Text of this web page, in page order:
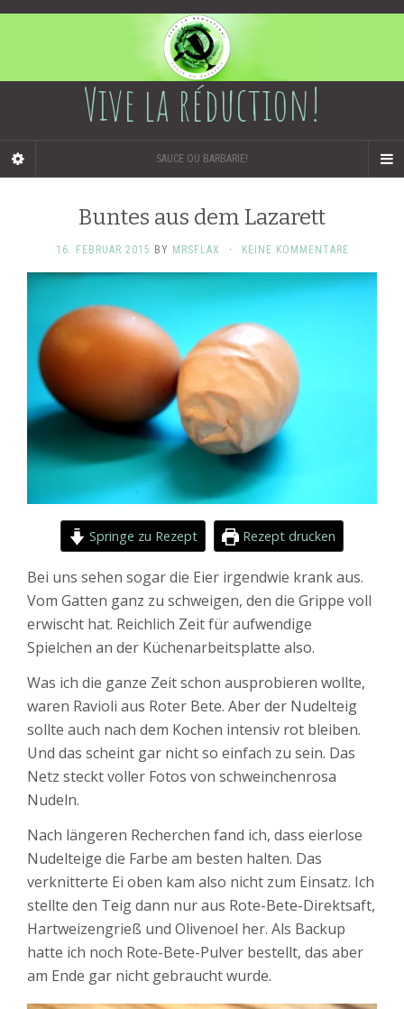
Vive la réduction!
SAUCE OU BARBARIE!
Buntes aus dem Lazarett
16. FEBRUAR 2015 BY MRSFLAX · KEINE KOMMENTARE
Springe zu Rezept Rezept drucken
Bei uns sehen sogar die Eier irgendwie krank aus.
Vom Gatten ganz zu schweigen, den die Grippe voll
erwischt hat. Reichlich Zeit für aufwendige
Spielchen an der Küchenarbeitsplatte also.
Was ich die ganze Zeit schon ausprobieren wollte,
waren Ravioli aus Roter Bete. Aber der Nudelteig
sollte auch nach dem Kochen intensiv rot bleiben.
Und das scheint gar nicht so einfach zu sein. Das
Netz steckt voller Fotos von schweinchenrosa
Nudeln.
Nach längeren Recherchen fand ich, dass eierlose
Nudelteige die Farbe am besten halten. Das
verknitterte Ei oben kam also nicht zum Einsatz. Ich
stellte den Teig dann nur aus Rote-Bete-Direktsaft,
Hartweizengrieß und Olivenoel her. Als Backup
hatte ich noch Rote-Bete-Pulver bestellt, das aber
am Ende gar nicht gebraucht wurde.